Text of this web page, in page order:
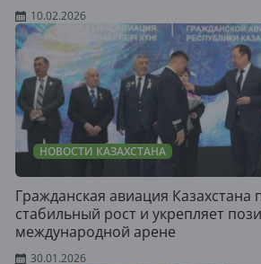
10.02.2026
НОВОСТИ КАЗАХСТАНА
Гражданская авиация Казахстана
стабильный рост и укрепляет
международной арене
30.01.2026